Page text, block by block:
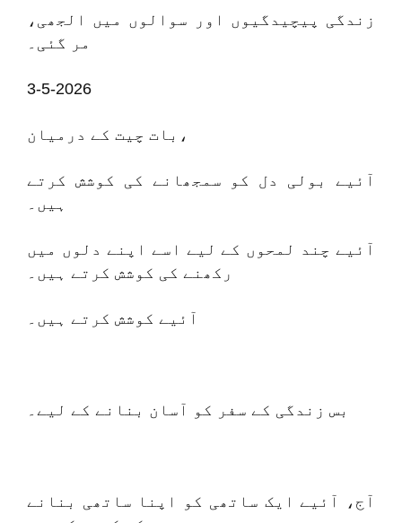
زندگی پیچیدگیوں اور سوالوں میں الجھی،
مر گئی۔
3-5-2026
بات چیت کے درمیان،
آئیے بولی دل کو سمجھانے کی کوشش کرتے
ہیں۔
آئیے چند لمحوں کے لیے اسے اپنے دلوں میں
رکھنے کی کوشش کرتے ہیں۔
آئیے کوشش کرتے ہیں۔
بس زندگی کے سفر کو آسان بنانے کے لیے۔
آج، آئیے ایک ساتھی کو اپنا ساتھی بنانے